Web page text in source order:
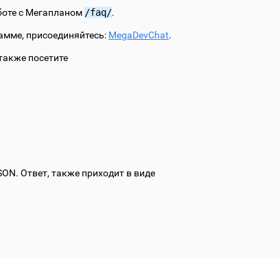
с Мегапланом /faq/.
присоединяйтесь: MegaDevChat.
посетите
Ответ, также приходит в виде